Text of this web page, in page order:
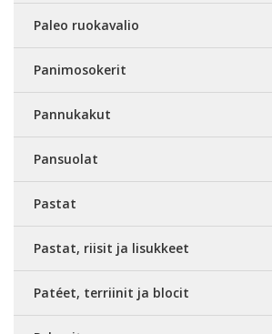
Paleo ruokavalio
Panimosokerit
Pannukakut
Pansuolat
Pastat
Pastat, riisit ja lisukkeet
Patéet, terriinit ja blocit